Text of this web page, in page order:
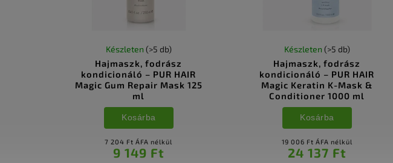
Hajmaszk, fodrász
kondicionáló – PUR HAIR
Magic Gum Repair Mask 125
ml
Készleten (>5 db)
7 204 Ft ÁFA nélkül
9 149 Ft
Kosárba
Hajmaszk, fodrász
kondicionáló – PUR HAIR
Magic Keratin K-Mask &
Conditioner 1000 ml
Készleten (>5 db)
19 006 Ft ÁFA nélkül
24 137 Ft
Kosárba